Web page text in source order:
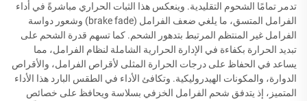
تدمر تمامًا الشحوم التقليدية. وينعكس هذا الثبات الحراري مباشرةً في أداء
الفرامل المتسق، ما يلغي ضعف الفرامل (brake fade) وشعور دواسة
الفرامل غير المنتظم المرتبط بتدهور الشحم. كما تسهم قدرة الشحم على
تبديد الحرارة بكفاءة في الإدارة الحرارية الشاملة لنظام الفرامل، مما
يساعد في الحفاظ على درجات الحرارة المثلى لأقراص الفرامل، والأقراص
الدوارة، والمكونات الهيدروليكية. وتكافئ الأداء في الطقس البارد هذا الأداء
المتميز، إذ يتدفق شحم الفرامل الخزفي بسلاسة ويحافظ على خصائص